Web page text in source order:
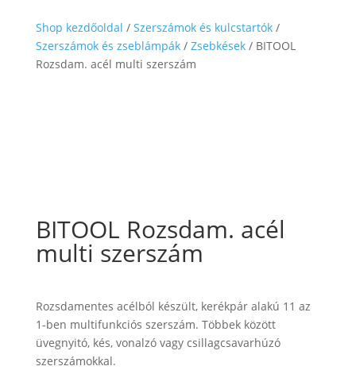
Shop kezdőoldal / Szerszámok és kulcstartók/
Szerszámok és zseblámpák/ Zsebkések/ BITOOL
Rozsdam. acél multi szerszám
BITOOL Rozsdam. acél
multi szerszám
Rozsdamentes acélból készült, kerékpár alakú 11 az
1-ben multifunkciós szerszám. Többek között
üvegnyitó, kés, vonalzó vagy csillagcsavarhúzó
szerszámokkal.